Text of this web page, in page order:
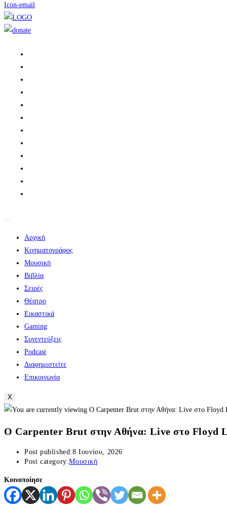
Icon-email
Αρχική
Κινηματογράφος
Μουσική
Βιβλία
Σειρές
Θέατρο
Εικαστικά
Gaming
Συνεντεύξεις
Podcast
Διαφημιστείτε
Επικοινωνία
X
Ο Carpenter Brut στην Αθήνα: Live στο Floyd
Post published:8 Ιουνίου, 2026
Post category:Μουσική
Κοινοποίησε